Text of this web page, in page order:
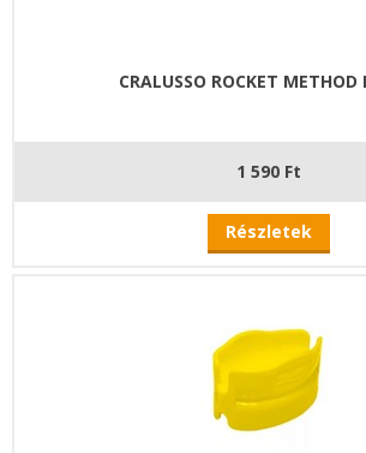
CRALUSSO ROCKET METHOD
1 590 Ft
Részletek